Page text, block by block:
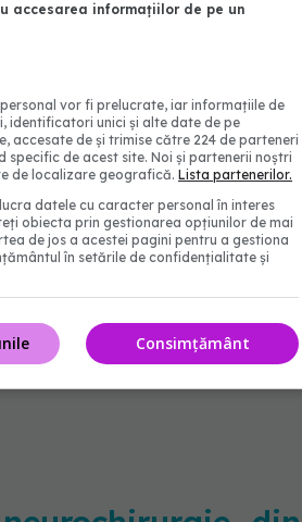
Neurochirurgie. Este nevoie
a declarat Alexandru
că ”într-un orizont de timp
de o rețea de spitale
unor servicii medicale
cât și la nivelul centrelor
trateze marea majoritate a
precedent, din păcate, nu s-
accesarea informațiilor de pe un
vor fi prelucrate, iar informațiile de
identificatori unici și alte date de pe
accesate de și trimise către 224 de parteneri
specific de acest site. Noi și partenerii noștri
de localizare geografică. Lista partenerilor.
datele cu caracter personal în interes
obiecta prin gestionarea opțiunilor de mai
de jos a acestei pagini pentru a gestiona
în setările de confidențialitate și
Consimțământ